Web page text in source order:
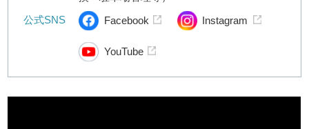
公式SNS
Facebook Instagram
YouTube